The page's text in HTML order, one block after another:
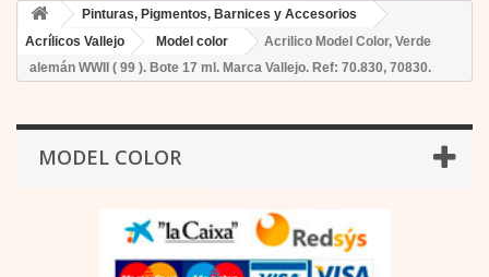
Pinturas, Pigmentos, Barnices y Accesorios
Acrílicos Vallejo
Model color
Acrilico Model Color, Verde
alemán WWII ( 99 ). Bote 17 ml. Marca Vallejo. Ref: 70.830, 70830.
MODEL COLOR